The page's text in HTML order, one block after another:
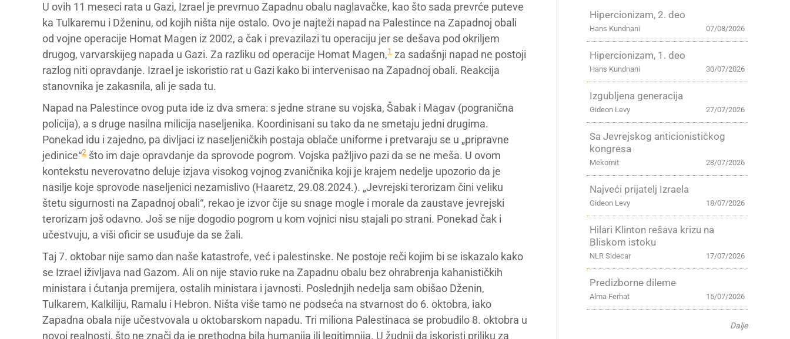
U ovih 11 meseci rata u Gazi, Izrael je prevrnuo Zapadnu obalu naglavačke, kao što sada prevrće puteve
ka Tulkaremu i Dženinu, od kojih ništa nije ostalo. Ovo je najteži napad na Palestince na Zapadnoj obali
od vojne operacije Homat Magen iz 2002, a čak i prevazilazi tu operaciju jer se dešava pod okriljem
drugog, varvarskijeg napada u Gazi. Za razliku od operacije Homat Magen,1 za sadašnji napad ne postoji
razlog niti opravdanje. Izrael je iskoristio rat u Gazi kako bi intervenisao na Zapadnoj obali. Reakcija
stanovnika je zakasnila, ali je sada tu.
Napad na Palestince ovog puta ide iz dva smera: s jedne strane su vojska, Šabak i Magav (pogranična
policija), a s druge nasilna milicija naseljenika. Koordinisani su tako da ne smetaju jedni drugima.
Ponekad idu i zajedno, pa divljaci iz naseljeničkih postaja oblače uniforme i pretvaraju se u „pripravne
jedinice“2 što im daje opravdanje da sprovode pogrom. Vojska pažljivo pazi da se ne meša. U ovom
kontekstu neverovatno deluje izjava visokog vojnog zvaničnika koji je krajem nedelje upozorio da je
nasilje koje sprovode naseljenici nezamislivo (Haaretz, 29.08.2024.). „Jevrejski terorizam čini veliku
štetu sigurnosti na Zapadnoj obali“, rekao je izvor čije su snage mogle i morale da zaustave jevrejski
terorizam još odavno. Još se nije dogodio pogrom u kom vojnici nisu stajali po strani. Ponekad čak i
učestvuju, a viši oficir se usuđuje da se žali.
Taj 7. oktobar nije samo dan naše katastrofe, već i palestinske. Ne postoje reči kojim bi se iskazalo kako
se Izrael iživljava nad Gazom. Ali on nije stavio ruke na Zapadnu obalu bez ohrabrenja kahanističkih
ministara i ćutanja premijera, ostalih ministara i javnosti. Poslednjih nedelja sam obišao Dženin,
Tulkarem, Kalkiliju, Ramalu i Hebron. Ništa više tamo ne podseća na stvarnost do 6. oktobra, iako
Zapadna obala nije učestvovala u oktobarskom napadu. Tri miliona Palestinaca se probudilo 8. oktobra u
novoj realnosti, što ne znači da je prethodna bila humanija ili legitimnija. U žudnji da iskoristi priliku za
Hipercionizam, 2. deo
07/08/2026
Hans Kundnani
Hipercionizam, 1. deo
30/07/2026
Hans Kundnani
Izgubljena generacija
27/07/2026
Gideon Levy
Sa Jevrejskog anticionističkog
kongresa
23/07/2026
Mekomit
Najveći prijatelj Izraela
18/07/2026
Gideon Levy
Hilari Klinton rešava krizu na
Bliskom istoku
17/07/2026
NLR Sidecar
Predizborne dileme
15/07/2026
Alma Ferhat
Dalje